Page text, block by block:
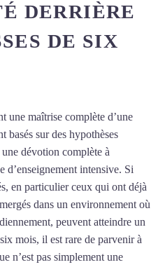
DERRIÈRE
DE SIX
une maîtrise complète d’une
basés sur des hypothèses
dévotion complète à
d’enseignement intensive. Si
en particulier ceux qui ont déjà
dans un environnement où
peuvent atteindre un
mois, il est rare de parvenir à
n’est pas simplement une